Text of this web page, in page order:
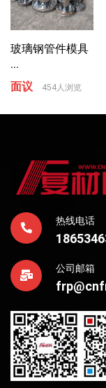
玻璃钢管件模具
...
面议
454人浏览
热线电话
公司邮箱